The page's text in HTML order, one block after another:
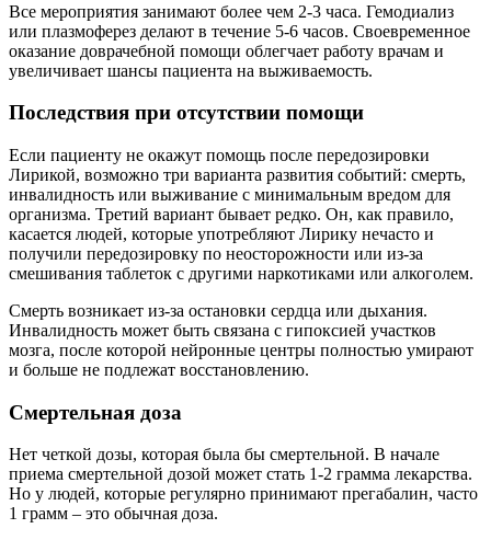
Все мероприятия занимают более чем 2-3 часа. Гемодиализ
или плазмоферез делают в течение 5-6 часов. Своевременное
оказание доврачебной помощи облегчает работу врачам и
увеличивает шансы пациента на выживаемость.
Последствия при отсутствии помощи
Если пациенту не окажут помощь после передозировки
Лирикой, возможно три варианта развития событий: смерть,
инвалидность или выживание с минимальным вредом для
организма. Третий вариант бывает редко. Он, как правило,
касается людей, которые употребляют Лирику нечасто и
получили передозировку по неосторожности или из-за
смешивания таблеток с другими наркотиками или алкоголем.
Смерть возникает из-за остановки сердца или дыхания.
Инвалидность может быть связана с гипоксией участков
мозга, после которой нейронные центры полностью умирают
и больше не подлежат восстановлению.
Смертельная доза
Нет четкой дозы, которая была бы смертельной. В начале
приема смертельной дозой может стать 1-2 грамма лекарства.
Но у людей, которые регулярно принимают прегабалин, часто
1 грамм – это обычная доза.